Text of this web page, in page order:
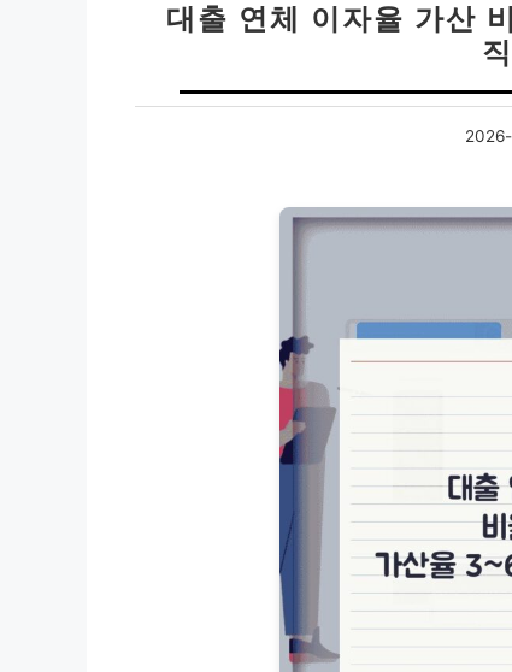
대출 연체 이자율 가산